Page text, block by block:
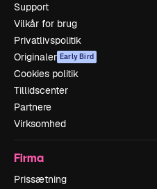
Support
Vilkår for brug
Privatlivspolitik
Originaler Early Bird
Cookies politik
Tillidscenter
Partnere
Virksomhed
Firma
Prissætning